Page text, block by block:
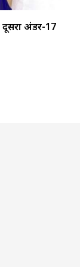
दूसरा अंडर-17